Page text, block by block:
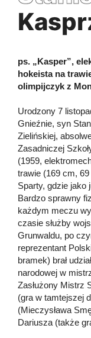
ps. „Kasper”,
hokeista na
olimpijczyk z
Urodzony 7
Gnieźnie, syn
Zielińskiej,
Zasadniczej
(1959,
trawie (169 cm,
Sparty, gdzie jako
Bardzo sprawny
każdym meczu
czasie służby
Grunwaldu, po
reprezentant
bramek) brał
narodowej w
Zasłużony Mistrz
(gra w tamtejszej
(Mieczysława
Dariusza (także